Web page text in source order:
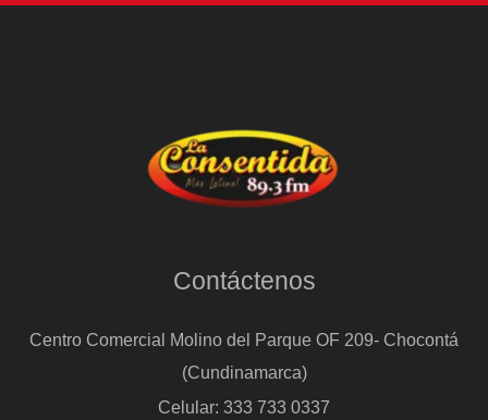
Contáctenos
Centro Comercial Molino del Parque OF 209- Chocontá
(Cundinamarca)
Celular: 333 733 0337